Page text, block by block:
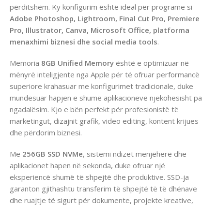
përditshëm. Ky konfigurim është ideal për programe si
Adobe Photoshop, Lightroom, Final Cut Pro, Premiere
Pro, Illustrator, Canva, Microsoft Office, platforma
menaxhimi biznesi dhe social media tools.
Memoria 8GB Unified Memory është e optimizuar në
mënyrë inteligjente nga Apple për të ofruar performancë
superiore krahasuar me konfigurimet tradicionale, duke
mundësuar hapjen e shumë aplikacioneve njëkohësisht pa
ngadalësim. Kjo e bën perfekt për profesionistë të
marketingut, dizajnit grafik, video editing, kontent krijues
dhe përdorim biznesi.
Me 256GB SSD NVMe, sistemi ndizet menjëherë dhe
aplikacionet hapen në sekonda, duke ofruar një
eksperiencë shumë të shpejtë dhe produktive. SSD-ja
garanton gjithashtu transferim të shpejtë të të dhënave
dhe ruajtje të sigurt për dokumente, projekte kreative,